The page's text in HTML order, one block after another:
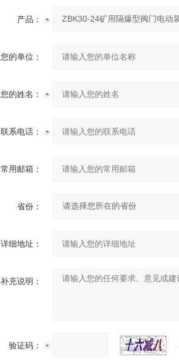
产品：
您的单位：
您的姓名：
联系电话：
常用邮箱：
省份：
详细地址：
补充说明：
验证码：